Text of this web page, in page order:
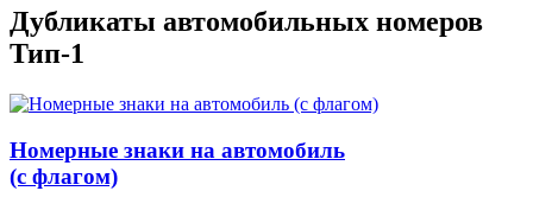
Дубликаты автомобильных номеров
Тип-1
Номерные знаки на автомобиль
(с флагом)